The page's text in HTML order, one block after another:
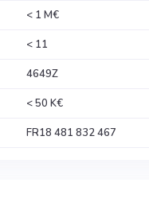
< 1 M€
< 11
4649Z
< 50 K€
FR18 481 832 467